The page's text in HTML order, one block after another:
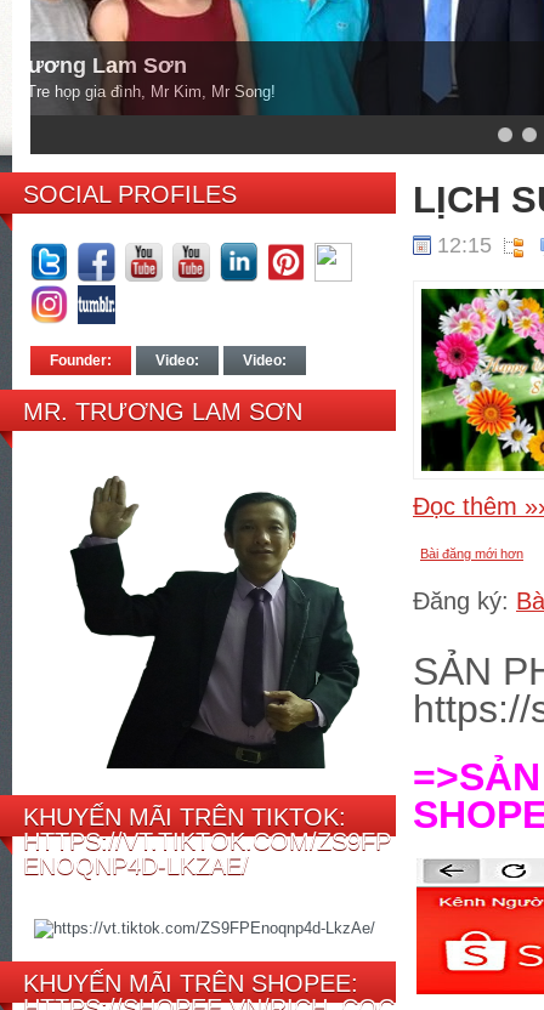
Mr. Trương Lam Sơn
Chụp hình lưu niệm khách hàng đến từ USA !
SOCIAL PROFILES
Founder: Video: Video:
MR. TRƯƠNG LAM SƠN
KHUYẾN MÃI TRÊN TIKTOK:
HTTPS://VT.TIKTOK.COM/ZS9FP
ENOQNP4D-LKZAE/
KHUYẾN MÃI TRÊN SHOPEE:
LỊCH
12:15
Đọc thêm
Bài đăng mới hơn
Đăng ký:
SẢN
https://